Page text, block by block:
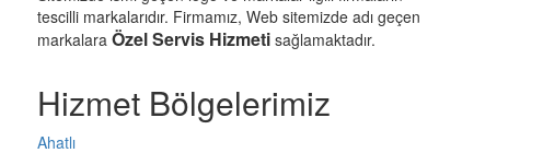
tescilli markalarıdır. Firmamız, Web sitemizde adı geçen
markalara Özel Servis Hizmeti sağlamaktadır.
Hizmet Bölgelerimiz
Ahatlı